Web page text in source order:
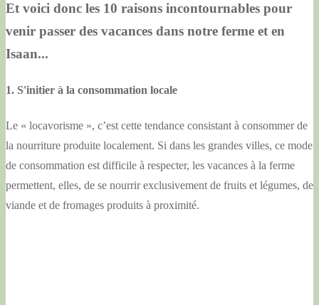
Et voici donc les 10 raisons incontournables pour
venir passer des vacances dans notre ferme et en
Isaan...
1. S'initier à la consommation locale
Le « locavorisme », c’est cette tendance consistant à consommer de
la nourriture produite localement. Si dans les grandes villes, ce mode
de consommation est difficile à respecter, les vacances à la ferme
permettent, elles, de se nourrir exclusivement de fruits et légumes, de
viande et de fromages produits à proximité.